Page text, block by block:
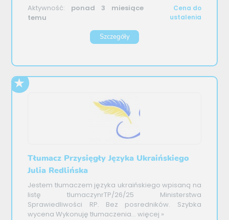
Aktywność: ponad 3 miesiące
temu
Cena do
ustalenia
Szczegóły
Tłumacz Przysięgły Języka Ukraińskiego
Julia Redlińska
Jestem tłumaczem języka ukraińskiego wpisaną na
listę tlumaczynrTP/26/25 Ministerstwa
Sprawiedliwości RP. Bez posredników. Szybka
wycena Wykonuję tłumaczenia... więcej »